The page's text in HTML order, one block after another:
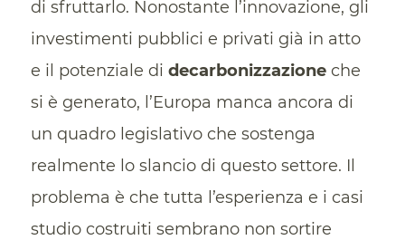
di sfruttarlo. Nonostante l’innovazione, gli
investimenti pubblici e privati già in atto
e il potenziale di decarbonizzazioneche
si è generato, l’Europa manca ancora di
un quadro legislativo che sostenga
realmente lo slancio di questo settore. Il
problema è che tutta l’esperienza e i casi
studio costruiti sembrano non sortire